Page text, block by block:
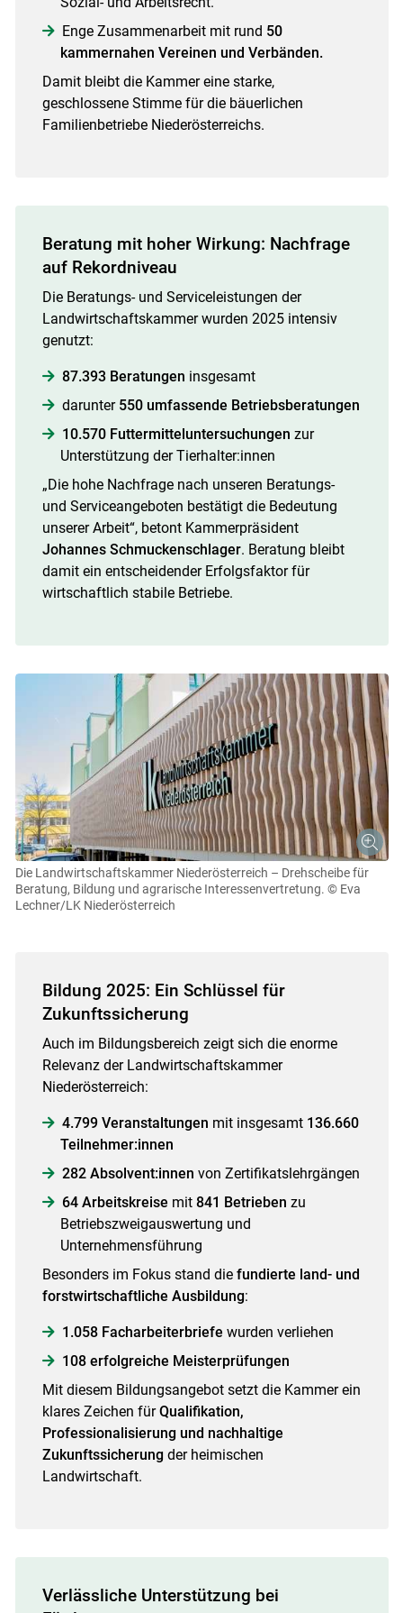
Skip to main content
Enge Zusammenarbeit mit rund 50
kammernahen Vereinen und Verbänden.
Damit bleibt die Kammer eine starke,
geschlossene Stimme für die bäuerlichen
Familienbetriebe Niederösterreichs.
Beratung mit hoher Wirkung: Nachfrage
auf Rekordniveau
Die Beratungs- und Serviceleistungen der
Landwirtschaftskammer wurden 2025 intensiv
genutzt:
87.393 Beratungen insgesamt
darunter 550 umfassende Betriebsberatungen
10.570 Futtermitteluntersuchungen zur
Unterstützung der Tierhalter:innen
„Die hohe Nachfrage nach unseren Beratungs-
und Serviceangeboten bestätigt die Bedeutung
unserer Arbeit“, betont Kammerpräsident
Johannes Schmuckenschlager. Beratung bleibt
damit ein entscheidender Erfolgsfaktor für
wirtschaftlich stabile Betriebe.
Die Landwirtschaftskammer Niederösterreich – Drehscheibe für
Beratung, Bildung und agrarische Interessenvertretung. © Eva
Lechner/LK Niederösterreich
Bildung 2025: Ein Schlüssel für
Zukunftssicherung
Auch im Bildungsbereich zeigt sich die enorme
Relevanz der Landwirtschaftskammer
Niederösterreich:
4.799 Veranstaltungen mit insgesamt 136.660
Teilnehmer:innen
282 Absolvent:innen von Zertifikatslehrgängen
64 Arbeitskreise mit 841 Betrieben zu
Betriebszweigauswertung und
Unternehmensführung
Besonders im Fokus stand die fundierte land- und
forstwirtschaftliche Ausbildung:
1.058 Facharbeiterbriefe wurden verliehen
108 erfolgreiche Meisterprüfungen
Mit diesem Bildungsangebot setzt die Kammer ein
klares Zeichen fürQualifikation,
Professionalisierung und nachhaltige
Zukunftssicherung der heimischen
Landwirtschaft.
Verlässliche Unterstützung bei